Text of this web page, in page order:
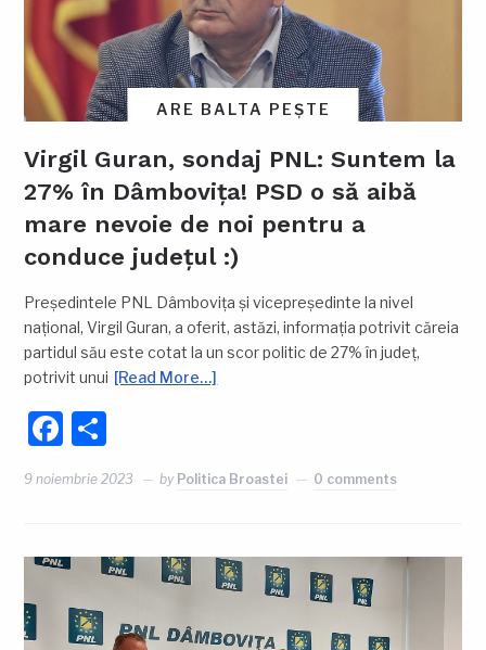
ARE BALTA PEȘTE
Virgil Guran, sondaj PNL: Suntem la
27% în Dâmbovița! PSD o să aibă
mare nevoie de noi pentru a
conduce județul :)
Președintele PNL Dâmbovița și vicepreședinte la nivel
național, Virgil Guran, a oferit, astăzi, informația potrivit căreia
partidul său este cotat la un scor politic de 27% în județ,
potrivit unui [Read More…]
Facebook
9 noiembrie 2023 by Politica Broastei 0 comments